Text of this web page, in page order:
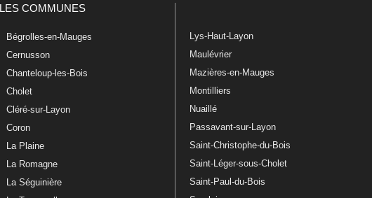
LES COMMUNES
Bégrolles-en-Mauges
Cernusson
Chanteloup-les-Bois
Cholet
Cléré-sur-Layon
Coron
La Plaine
La Romagne
La Séguinière
Lys-Haut-Layon
Maulévrier
Mazières-en-Mauges
Montilliers
Nuaillé
Passavant-sur-Layon
Saint-Christophe-du-Bois
Saint-Léger-sous-Cholet
Saint-Paul-du-Bois